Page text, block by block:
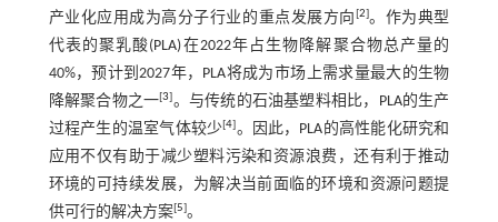
产业化应用成为高分子行业的重点发展方向 [2]。作为典型
代表的聚乳酸(PLA)在2022年占生物降解聚合物总产量的
40%，预计到2027年，PLA将成为市场上需求量最大的生物
降解聚合物之一[3]。与传统的石油基塑料相比，PLA的生产
过程产生的温室气体较少[4]。因此，PLA的高性能化研究和
应用不仅有助于减少塑料污染和资源浪费，还有利于推动
环境的可持续发展，为解决当前面临的环境和资源问题提
供可行的解决方案[5]。